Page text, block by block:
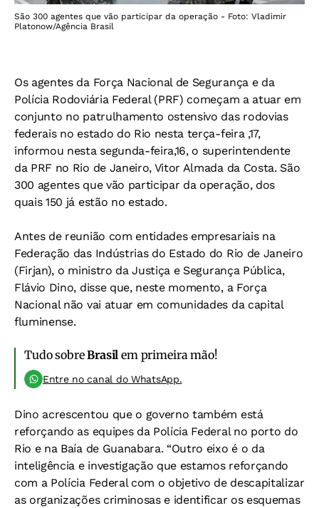
São 300 agentes que vão participar da operação - Foto: Vladimir
Platonow/Agência Brasil
Os agentes da Força Nacional de Segurança e da
Polícia Rodoviária Federal (PRF) começam a atuar em
conjunto no patrulhamento ostensivo das rodovias
federais no estado do Rio nesta terça-feira ,17,
informou nesta segunda-feira,16, o superintendente
da PRF no Rio de Janeiro, Vitor Almada da Costa. São
300 agentes que vão participar da operação, dos
quais 150 já estão no estado.
Antes de reunião com entidades empresariais na
Federação das Indústrias do Estado do Rio de Janeiro
(Firjan), o ministro da Justiça e Segurança Pública,
Flávio Dino, disse que, neste momento, a Força
Nacional não vai atuar em comunidades da capital
fluminense.
Tudo sobreBrasil em primeira mão!
Entre no canal do WhatsApp.
Dino acrescentou que o governo também está
reforçando as equipes da Polícia Federal no porto do
Rio e na Baía de Guanabara. “Outro eixo é o da
inteligência e investigação que estamos reforçando
com a Polícia Federal com o objetivo de descapitalizar
as organizações criminosas e identificar os esquemas